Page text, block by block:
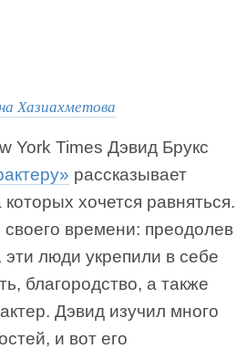
Хазиахметова
York Times Дэвид Брукс
рассказывает
хочется равняться.
времени: преодолев
эти люди укрепили в себе
благородство, а также
Дэвид изучил много
и вот его